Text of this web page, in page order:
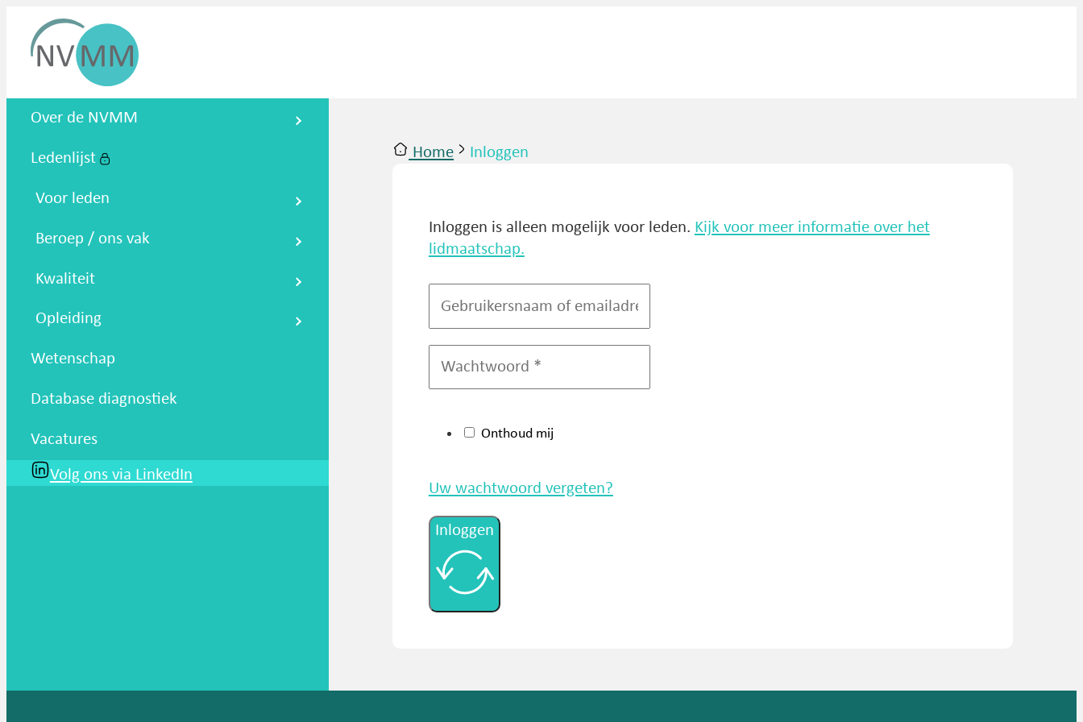
Nederlandse Vereniging voor
Over de NVMM
Ledenlijst
Voor leden
Beroep / ons vak
Kwaliteit
Opleiding
Wetenschap
Database diagnostiek
Vacatures
Volg ons via LinkedIn
Home Inloggen
Inloggen is alleen mogelijk voor leden. Kijk voor meer informatie over het
lidmaatschap.
Onthoud mij
Uw wachtwoord vergeten?
Inloggen